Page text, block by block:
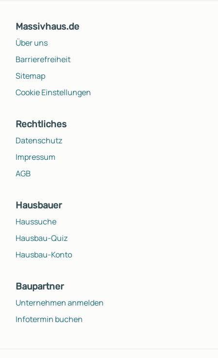
Massivhaus.de
Über uns
Barrierefreiheit
Sitemap
Cookie Einstellungen
Rechtliches
Datenschutz
Impressum
AGB
Hausbauer
Haussuche
Hausbau-Quiz
Hausbau-Konto
Baupartner
Unternehmen anmelden
Infotermin buchen